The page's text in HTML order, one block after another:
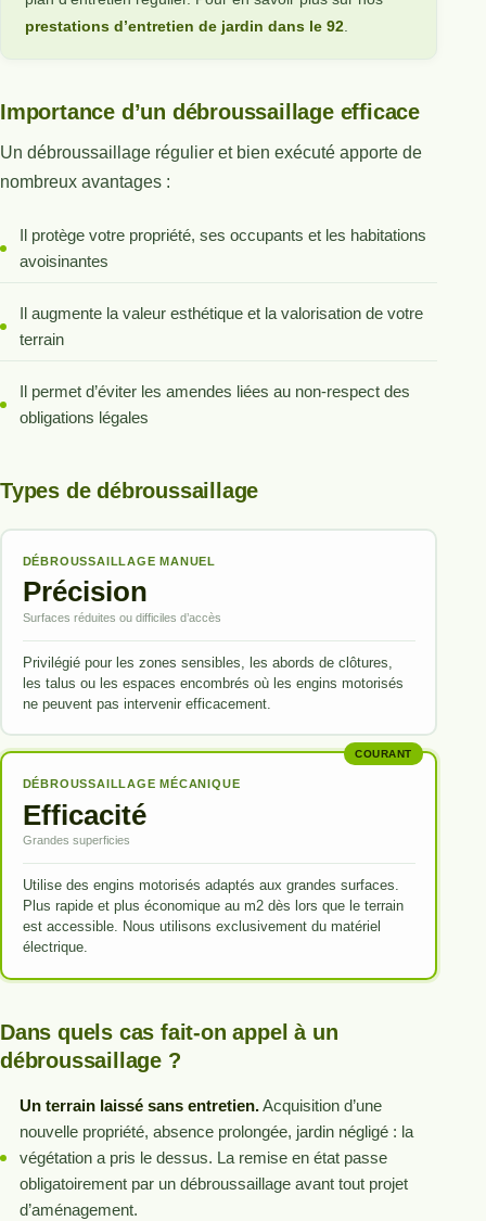
prestations d’entretien de jardin dans le 92
Importance d’un débroussaillage efficace
Un débroussaillage régulier et bien exécuté apporte de
nombreux avantages :
Il protège votre propriété, ses occupants et les habitations
avoisinantes
Il augmente la valeur esthétique et la valorisation de votre
terrain
Il permet d’éviter les amendes liées au non-respect des
obligations légales
Types de débroussaillage
DÉBROUSSAILLAGE MANUEL
Précision
Surfaces réduites ou difficiles d’accès
Privilégié pour les zones sensibles, les abords de clôtures,
les talus ou les espaces encombrés où les engins motorisés
ne peuvent pas intervenir efficacement.
COURANT
DÉBROUSSAILLAGE MÉCANIQUE
Efficacité
Grandes superficies
Utilise des engins motorisés adaptés aux grandes surfaces.
Plus rapide et plus économique au m2 dès lors que le terrain
est accessible. Nous utilisons exclusivement du matériel
électrique.
Dans quels cas fait-on appel à un
débroussaillage ?
Un terrain laissé sans entretien.Acquisition d’une
nouvelle propriété, absence prolongée, jardin négligé : la
végétation a pris le dessus. La remise en état passe
obligatoirement par un débroussaillage avant tout projet
d’aménagement.